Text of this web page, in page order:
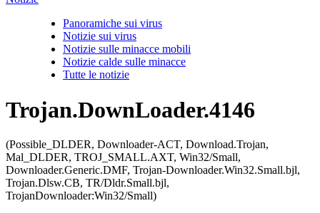
Panoramiche sui virus
Notizie sui virus
Notizie sulle minacce mobili
Notizie calde sulle minacce
Tutte le notizie
Trojan.DownLoader.4146
(Possible_DLDER, Downloader-ACT, Download.Trojan,
Mal_DLDER, TROJ_SMALL.AXT, Win32/Small,
Downloader.Generic.DMF, Trojan-Downloader.Win32.Small.bjl,
Trojan.Dlsw.CB, TR/Dldr.Small.bjl,
TrojanDownloader:Win32/Small)